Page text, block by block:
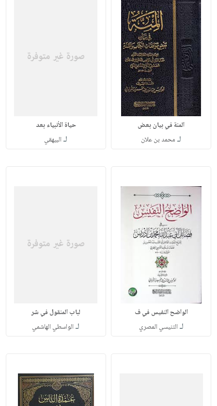
المنة في بيان بعض
لـ محمد بن علان
حياة الأنبياء بعد
لـ البيهقي
الواضح النفيس في ف
لـ التنيسي المصري
لباب المنقول في شر
لـ الواسطي الهاشمي